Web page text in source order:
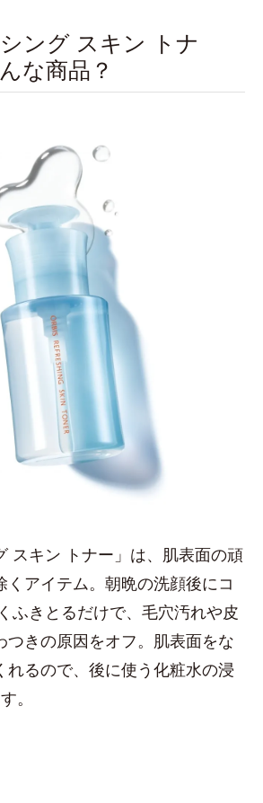
ング スキン トナ
な商品？
スキン トナー」は、肌表面の頑
くアイテム。朝晩の洗顔後にコ
ふきとるだけで、毛穴汚れや皮
つきの原因をオフ。肌表面をな
れるので、後に使う化粧水の浸
。